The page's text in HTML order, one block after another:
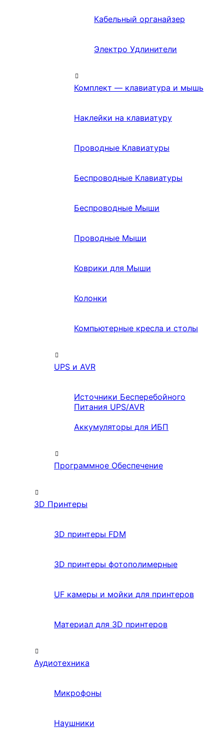
Кабельный органайзер
Электро Удлинители
Комплект — клавиатура и мышь
Наклейки на клавиатуру
Проводные Клавиатуры
Беспроводные Клавиатуры
Беспроводные Мыши
Проводные Мыши
Коврики для Мыши
Колонки
Компьютерные кресла и столы
UPS и AVR
Источники Бесперебойного
Питания UPS/AVR
Аккумуляторы для ИБП
Программное Обеспечение
3D Принтеры
3D принтеры FDM
3D принтеры фотополимерные
UF камеры и мойки для принтеров
Материал для 3D принтеров
Аудиотехника
Микрофоны
Наушники